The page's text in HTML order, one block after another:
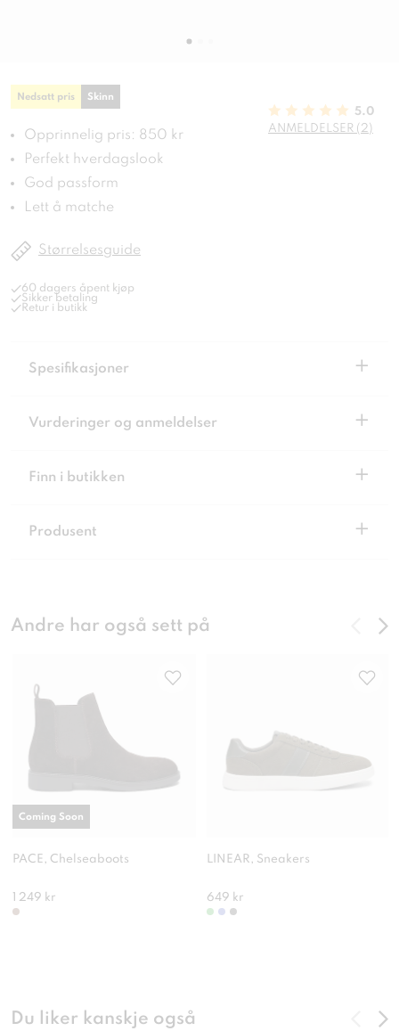
Nedsatt pris Skinn
Opprinnelig pris: 850 kr
Perfekt hverdagslook
God passform
Lett å matche
5.0
ANMELDELSER (2)
Størrelsesguide
60 dagers åpent kjøp
Sikker betaling
Retur i butikk
Spesifikasjoner +
Vurderinger og anmeldelser +
Finn i butikken +
Produsent +
Andre har også sett på
PACE, Chelseaboots
1 249 kr
Coming Soon
LINEAR, Sneakers
649 kr
Du liker kanskje også